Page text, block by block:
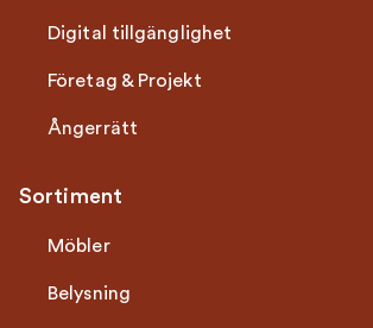
Digital tillgänglighet
Företag & Projekt
Ångerrätt
Sortiment
Möbler
Belysning